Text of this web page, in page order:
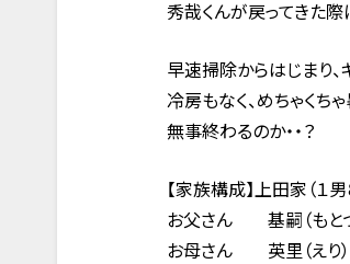
秀哉くんが戻ってきた際
早速掃除からはじまり、
冷房もなく、めちゃくちゃ
無事終わるのか・・？
【家族構成】上田家（１男
お父さん 基嗣（もと
お母さん 英里（え